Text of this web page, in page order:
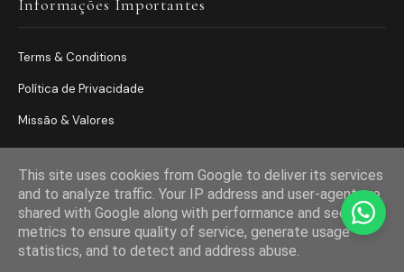
Informações Importantes
Terms & Conditions
Política de Privacidade
Missão & Valores
This site uses cookies from Google to deliver its services
and to analyze traffic. Your IP address and user-agent are
shared with Google along with performance and security
metrics to ensure quality of service, generate usage
statistics, and to detect and address abuse.